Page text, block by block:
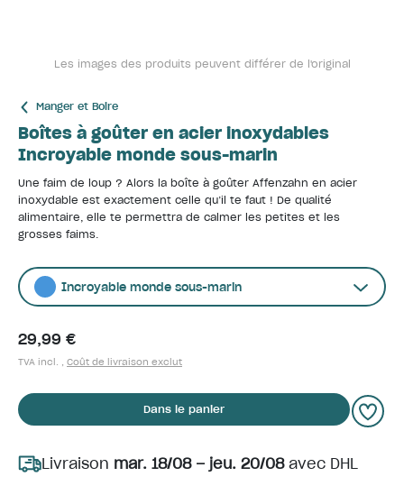
Les images des produits peuvent différer de l'original
Manger et Boire
Boîtes à goûter en acier inoxydables
Incroyable monde sous-marin
Une faim de loup ? Alors la boîte à goûter Affenzahn en acier
inoxydable est exactement celle qu’il te faut ! De qualité
alimentaire, elle te permettra de calmer les petites et les
grosses faims.
Incroyable monde sous-marin
29,99 €
TVA incl. , Coût de livraison exclut
Dans le panier
Livraison mar. 18/08 – jeu. 20/08avec DHL